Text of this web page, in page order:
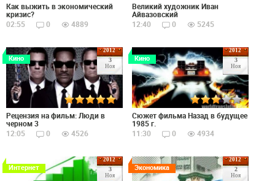
Как выжить в экономический
кризис?
02:55
0 4889
Великий художник Иван
Айвазовский
12:40
0 5245
2012
3
Ноя
Кино
Рецензия на фильм: Люди в
черном 3
12:05
0 4526
2012
3
Ноя
Кино
Сюжет фильма Назад в будущее
1985 г.
11:30
0 4934
2012
3
Ноя
Интернет
2012
2
Ноя
Экономика